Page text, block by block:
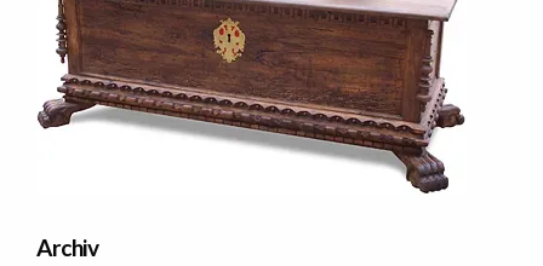
Archiv